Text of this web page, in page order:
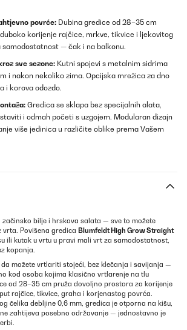
povrće: Dubina gredice od 28–35 cm
korijenje rajčice, mrkve, tikvice i ljekovitog
samodostatnost — čak i na balkonu.
sve sezone: Kutni spojevi s metalnim sidrima
i nakon nekoliko zima. Opcijska mrežica za dno
i korova odozdo.
Gredica se sklapa bez specijalnih alata,
i odmah početi s uzgojem. Modularan dizajn
više jedinica u različite oblike prema Vašem
začinsko bilje i hrskava salata — sve to možete
vrta. Povišena gredica Blumfeldt High Grow Straight
ili kutak u vrtu u pravi mali vrt za samodostatnost,
kopanja.
možete vrtlariti stojeći, bez klečanja i savijanja —
kod osoba kojima klasično vrtlarenje na tlu
od 28–35 cm pruža dovoljno prostora za korijenje
rajčice, tikvice, graha i korjenastog povrća.
čelika debljine 0,6 mm, gredica je otporna na kišu,
zahtijeva posebno održavanje — jednostavno je